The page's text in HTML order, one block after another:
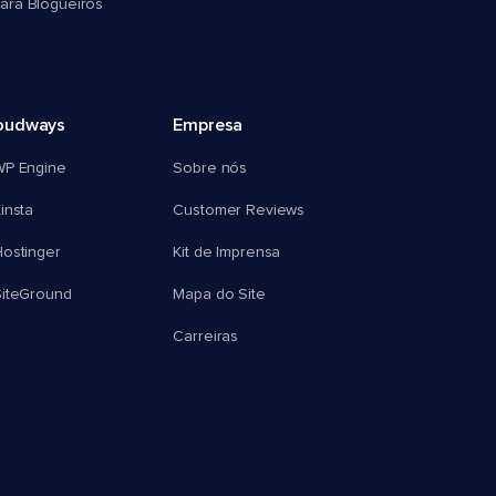
Blogueiros
Engine
Empresa
Sobre nós
Customer Reviews
Kit de Imprensa
Mapa do Site
Carreiras